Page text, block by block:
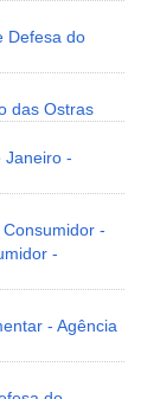
Defesa do
das Ostras
Janeiro -
-
-
- Agência